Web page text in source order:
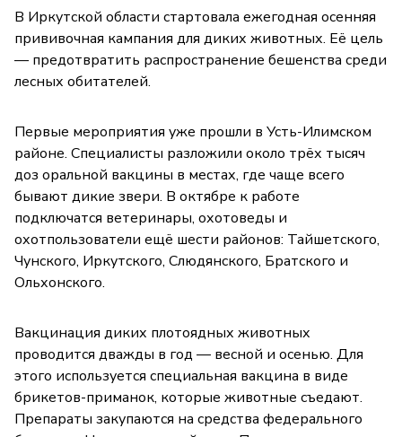
В Иркутской области стартовала ежегодная осенняя
прививочная кампания для диких животных. Её цель
— предотвратить распространение бешенства среди
лесных обитателей.
Первые мероприятия уже прошли в Усть-Илимском
районе. Специалисты разложили около трёх тысяч
доз оральной вакцины в местах, где чаще всего
бывают дикие звери. В октябре к работе
подключатся ветеринары, охотоведы и
охотпользователи ещё шести районов: Тайшетского,
Чунского, Иркутского, Слюдянского, Братского и
Ольхонского.
Вакцинация диких плотоядных животных
проводится дважды в год — весной и осенью. Для
этого используется специальная вакцина в виде
брикетов-приманок, которые животные съедают.
Препараты закупаются на средства федерального